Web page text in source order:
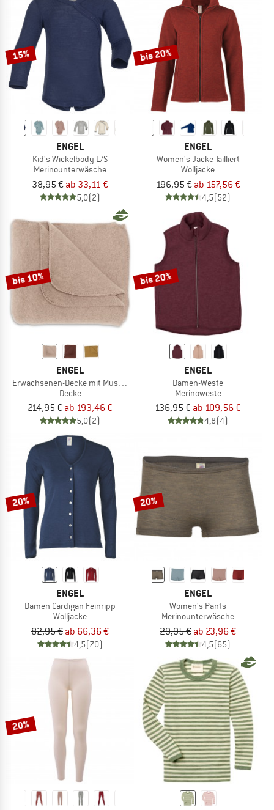
15%
ENGEL
Kid's Wickelbody L/S
Merinounterwäsche
38,95 € ab 33,11 €
5,0(2)
bis 20%
ENGEL
Women's Jacke Tailliert
Wolljacke
196,95 € ab 157,56 €
4,5(52)
bis 10%
ENGEL
Erwachsenen-Decke mit Muschelkante
Decke
214,95 € ab 193,46 €
5,0(2)
bis 20%
ENGEL
Damen-Weste
Merinoweste
136,95 € ab 109,56 €
4,8(4)
20%
ENGEL
Damen Cardigan Feinripp
Wolljacke
82,95 € ab 66,36 €
4,5(70)
20%
ENGEL
Women's Pants
Merinounterwäsche
29,95 € ab 23,96 €
4,5(65)
20%